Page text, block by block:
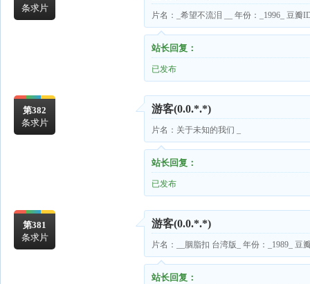
条求片
片名：_希望不流泪 __ 年份：_1996_ 豆瓣
站长回复：
已发布
第382
条求片
游客(0.0.*.*)
片名：关于未知的我们 _
站长回复：
已发布
第381
条求片
游客(0.0.*.*)
片名：__胭脂扣 台湾版_ 年份：_1989_ 豆
站长回复：